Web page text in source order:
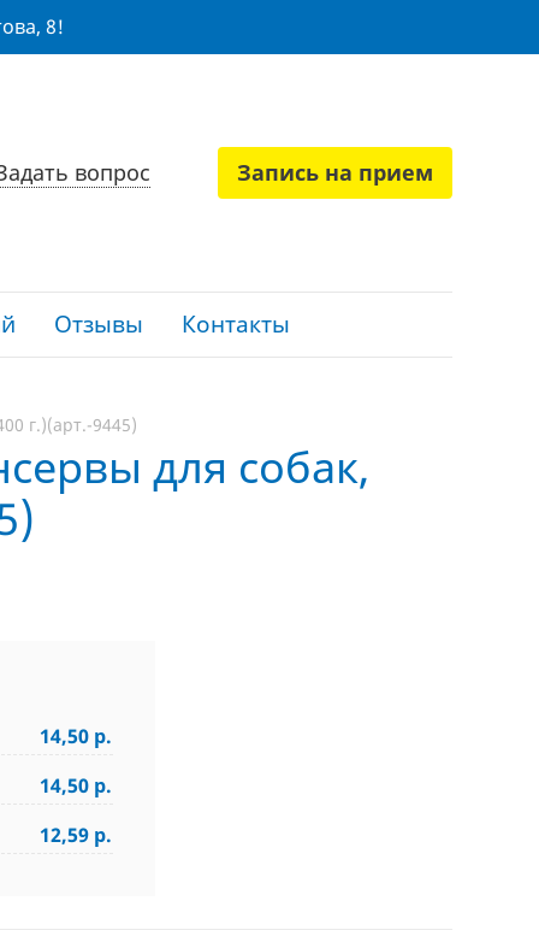
8!
вопрос Запись на прием
Отзывы Контакты
г.)(арт.-9445)
для собак,
14,50 р.
14,50 р.
12,59 р.